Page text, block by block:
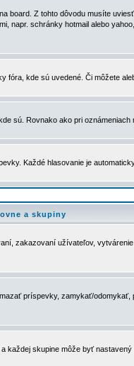
Z tohto dôvodu musíte
schránky hotmail alebo
kde sú uvedené. Či môžete
sú. Rovnako ako pri
Každé hlasovanie je
a skupiny
zakazovaní užívateľov,
príspevky, zamykať/
skupine môže byť